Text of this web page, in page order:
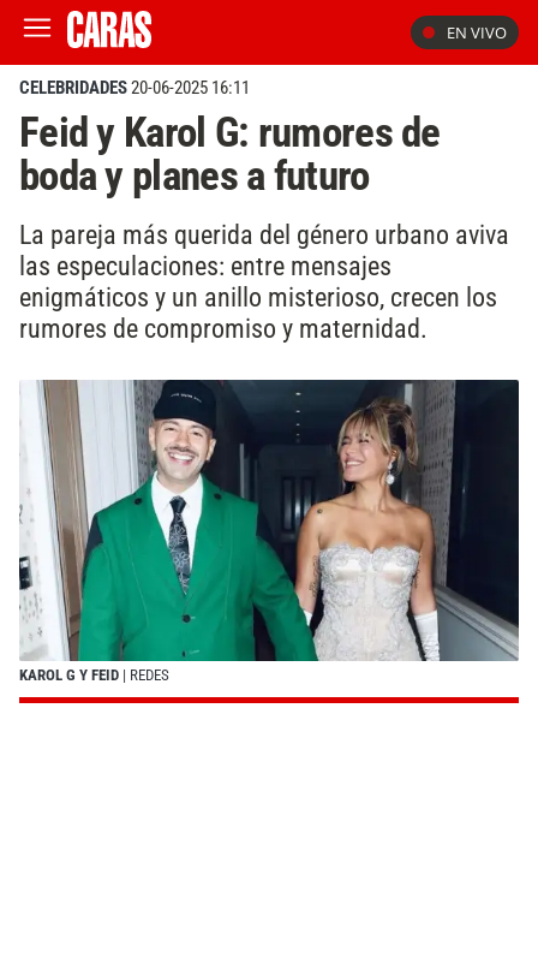
EN VIVO
CELEBRIDADES20-06-2025 16:11
Feid y Karol G: rumores de
boda y planes a futuro
La pareja más querida del género urbano aviva
las especulaciones: entre mensajes
enigmáticos y un anillo misterioso, crecen los
rumores de compromiso y maternidad.
KAROL G Y FEID | REDES